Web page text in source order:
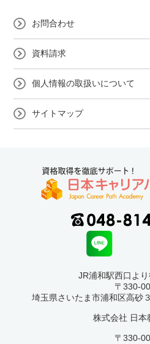
お問合わせ
資料請求
個人情報の取扱いについて
サイトマップ
JR浦和駅西口より
〒330-
埼玉県さいたま市浦和区高砂
株式会社 日本
〒330-